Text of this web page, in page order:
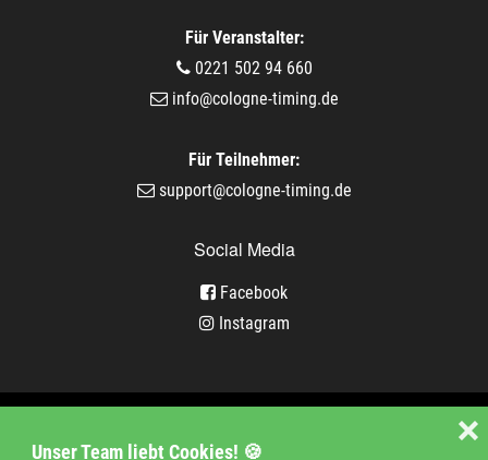
Unser Team liebt Cookies! 🍪
❌
Für Veranstalter:
0221 502 94 660
info@cologne-timing.de
Für Teilnehmer:
support@cologne-timing.de
Social Media
Facebook
Instagram
Unternehmen